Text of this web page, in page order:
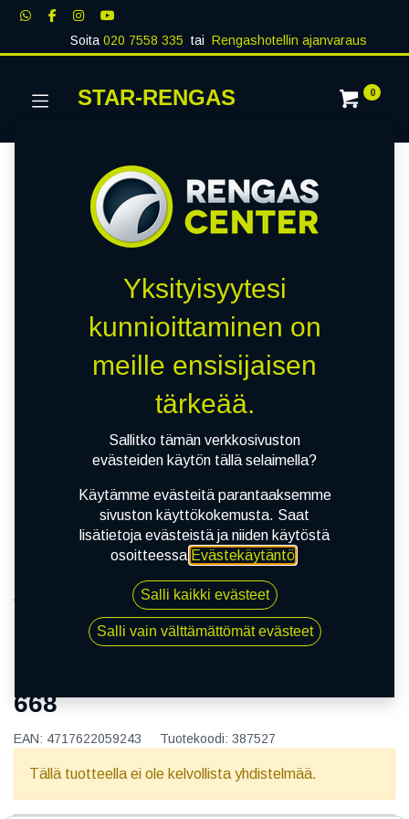
Soita020 7558 335 tai Rengashotellin ajanvaraus
STAR-RENGAS 0
135/80R15 73T NANKANG CX-668
668
EAN: 4717622059243 Tuotekoodi: 387527
Tällä tuotteella ei ole kelvollista yhdistelmää.
Yksityisyytesi
kunnioittaminen on
meille ensisijaisen
tärkeää.
Sallitko tämän verkkosivuston
evästeiden käytön tällä selaimella?
Käytämme evästeitä parantaaksemme
sivuston käyttökokemusta. Saat
lisätietoja evästeistä ja niiden käytöstä
osoitteessa Evästekäytäntö.
Salli kaikki evästeet
Salli vain välttämättömät evästeet